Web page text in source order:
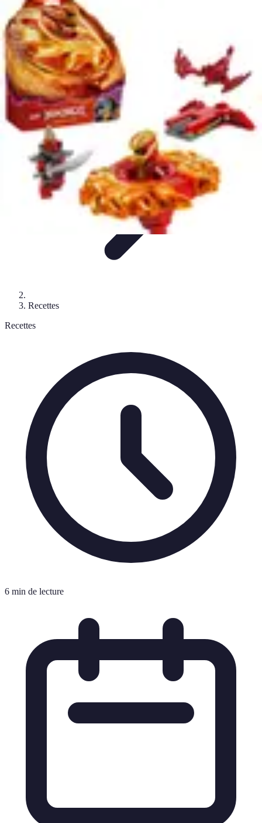
Passion Gâteaux
Recettes et AstucesAstuces Pâtisserie
TechniquesÉquipement
Passion Gâteaux
Recettes
Recettes
6 min de lecture